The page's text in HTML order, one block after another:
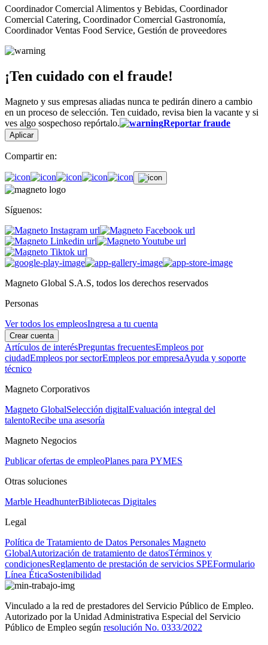
Coordinador Comercial Alimentos y Bebidas, Coordinador
Comercial Catering, Coordinador Comercial Gastronomía,
Coordinador Ventas Food Service, Gestión de proveedores
¡Ten cuidado con el fraude!
Magneto y sus empresas aliadas nunca te pedirán dinero a cambio
en un proceso de selección. Ten cuidado, revisa bien la vacante y si
ves algo sospechoso repórtalo.
Reportar fraude
Aplicar
Compartir en:
Síguenos:
Magneto Global S.A.S, todos los derechos reservados
Personas
Ver todos los empleosIngresa a tu cuenta
Crear cuenta
Artículos de interésPreguntas frecuentesEmpleos por
ciudadEmpleos por sectorEmpleos por empresaAyuda y soporte
técnico
Magneto Corporativos
Magneto GlobalSelección digitalEvaluación integral del
talentoRecibe una asesoría
Magneto Negocios
Publicar ofertas de empleoPlanes para PYMES
Otras soluciones
Marble HeadhunterBibliotecas Digitales
Legal
Política de Tratamiento de Datos Personales Magneto
GlobalAutorización de tratamiento de datosTérminos y
condicionesReglamento de prestación de servicios SPEFormulario
Línea ÉticaSostenibilidad
Vinculado a la red de prestadores del Servicio Público de Empleo.
Autorizado por la Unidad Administrativa Especial del Servicio
Público de Empleo según resolución No. 0333/2022